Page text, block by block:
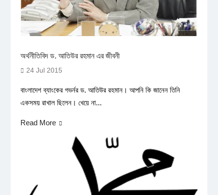
অর্থনীতিবিদ ড. আতিউর রহমান এর জীবনী
24 Jul 2015
বাংলাদেশ ব্যাংকের গভর্নর ড. আতিউর রহমান। আপনি কি জানেন তিনি
একসময় রাখাল ছিলেন। খেয়ে না...
Read More